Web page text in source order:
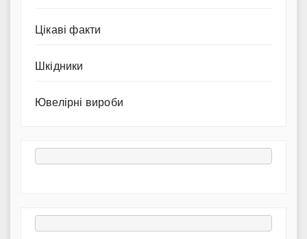
Цікаві факти
Шкідники
Ювелірні вироби